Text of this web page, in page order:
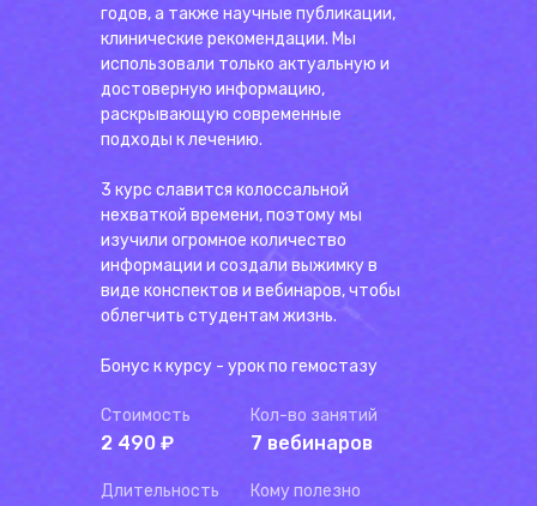
годов, а также научные публикации,
клинические рекомендации. Мы
использовали только актуальную и
достоверную информацию,
раскрывающую современные
подходы к лечению.
3 курс славится колоссальной
нехваткой времени, поэтому мы
изучили огромное количество
информации и создали выжимку в
виде конспектов и вебинаров, чтобы
облегчить студентам жизнь.
Бонус к курсу - урок по гемостазу
Стоимость
2 490 ₽
Кол-во занятий
7 вебинаров
Длительность Кому полезно